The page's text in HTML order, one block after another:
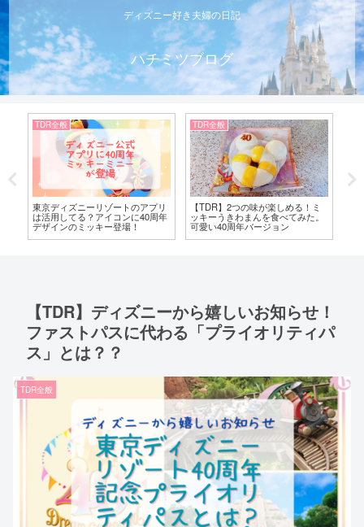
ディズニー好き夫婦の日記
ハチミツブログ
TDL
【TDL】クリスタルパレスも40周
年仕様！ディズニーランドの食べ
放題で満足ランチ
TDR全般
ディズニー公式アプリに【隠れミ
ッキー】がいた！みんなで探して
待ち時間にも盛り上がろう！
【TDR】ディズニーから嬉しいお知らせ！
ファストパスに代わる「プライオリティパ
ス」とは？？
TDR全般